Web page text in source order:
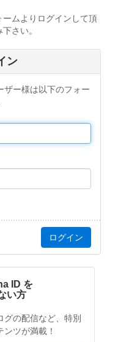
ムよりログインして頂
さい。
ン
ザー様は以下のフォー
ID を
い方
の配信など、特別
ツが満載！